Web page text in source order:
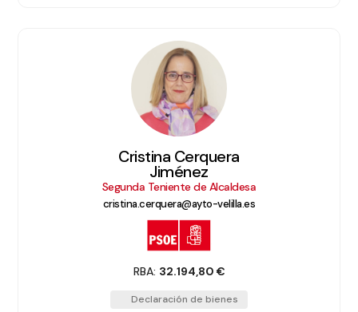
Cristina Cerquera
Jiménez
Segunda Teniente de Alcaldesa
cristina.cerquera@ayto-velilla.es
RBA: 32.194,80 €
Declaración de bienes